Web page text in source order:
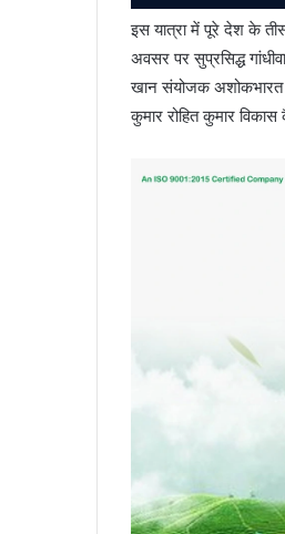
इस यात्रा में पूरे देश के
अवसर पर सुप्रसिद्ध
खान संयोजक अशोकभारत
कुमार रोहित कुमार